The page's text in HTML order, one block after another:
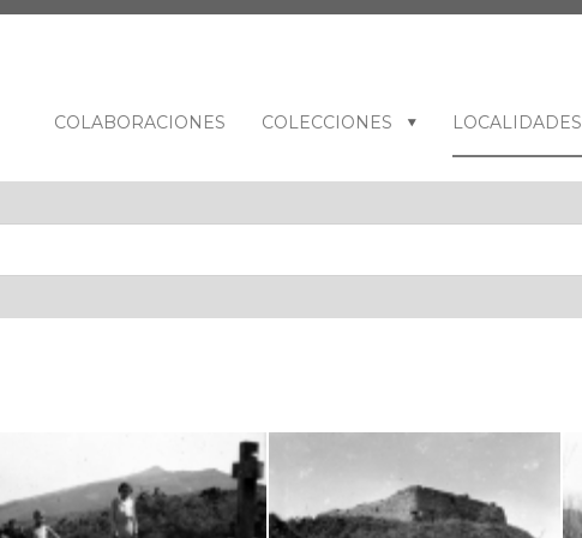
COLABORACIONES COLECCIONES LOCALIDADES